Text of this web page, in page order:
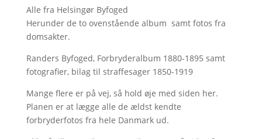
Alle fra Helsingør Byfoged
Herunder de to ovenstående album samt fotos fra
domsakter.
Randers Byfoged, Forbryderalbum 1880-1895 samt
fotografier, bilag til straffesager 1850-1919
Mange flere er på vej, så hold øje med siden her.
Planen er at lægge alle de ældst kendte
forbryderfotos fra hele Danmark ud.